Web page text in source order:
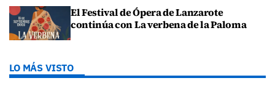
El Festival de Ópera de Lanzarote
continúa con La verbena de la Paloma
LO MÁS VISTO